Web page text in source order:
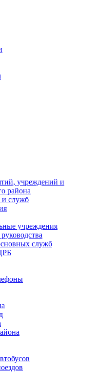
учреждений и
района
и служб
учреждения
служб